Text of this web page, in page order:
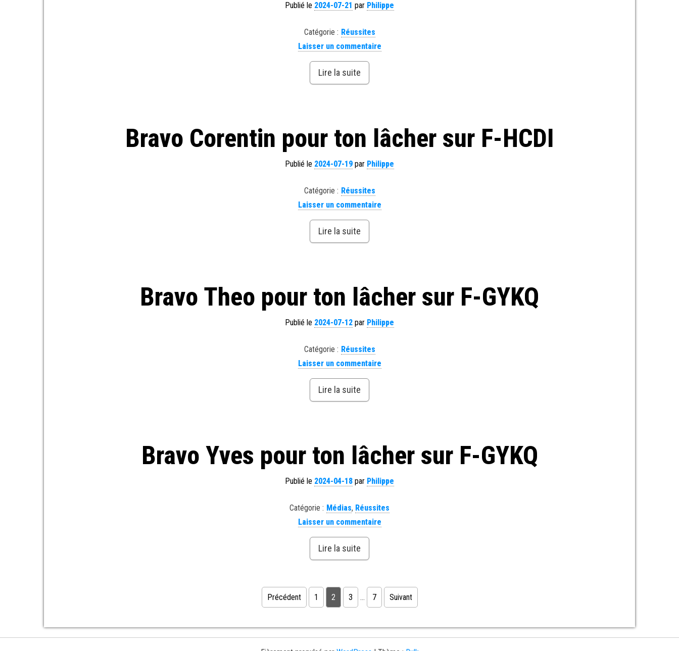
Publié le 2024-07-21 par Philippe
Catégorie : Réussites
Laisser un commentaire
Lire la suite
Bravo Corentin pour ton lâcher sur F-HCDI
Publié le 2024-07-19 par Philippe
Catégorie : Réussites
Laisser un commentaire
Lire la suite
Bravo Theo pour ton lâcher sur F-GYKQ
Publié le 2024-07-12 par Philippe
Catégorie : Réussites
Laisser un commentaire
Lire la suite
Bravo Yves pour ton lâcher sur F-GYKQ
Publié le 2024-04-18 par Philippe
Catégorie : Médias, Réussites
Laisser un commentaire
Lire la suite
Précédent 1 2 3 … 7 Suivant